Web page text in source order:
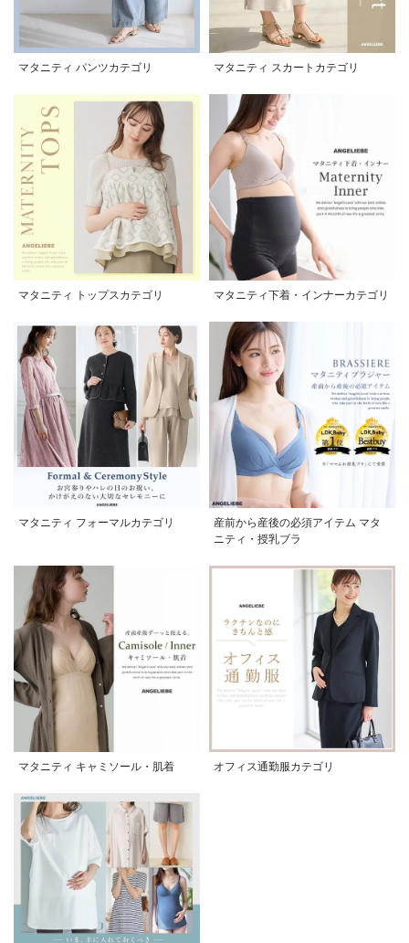
マタニティ パンツカテゴリ マタニティ スカートカテゴリ
マタニティ トップスカテゴリ マタニティ下着・インナーカテゴリ
マタニティ フォーマルカテゴリ
産前から産後の必須アイテム マタ
ニティ・授乳ブラ
マタニティ キャミソール・肌着 オフィス通勤服カテゴリ